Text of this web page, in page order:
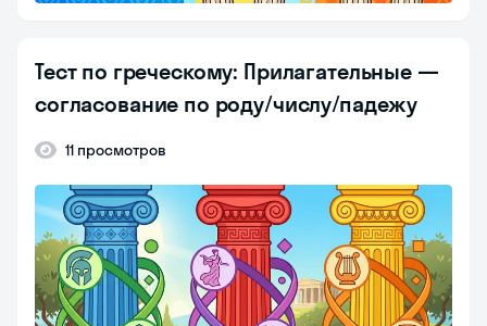
Тест по греческому: Прилагательные —
согласование по роду/числу/падежу
11 просмотров